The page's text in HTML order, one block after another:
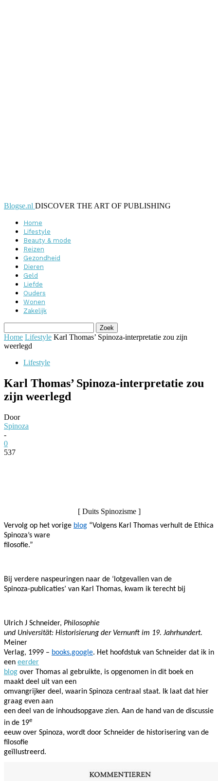
Blogse.nl DISCOVER THE ART OF PUBLISHING
Home
Lifestyle
Beauty & mode
Reizen
Gezondheid
Dieren
Geld
Liefde
Ouders
Wonen
Zakelijk
Home Lifestyle Karl Thomas’ Spinoza-interpretatie zou zijn
weerlegd
Lifestyle
Karl Thomas’ Spinoza-interpretatie zou
zijn weerlegd
Door
Spinoza
-
0
537
[ Duits Spinozisme ]
Vervolg op het vorige blog “Volgens Karl Thomas verhult de Ethica
Spinoza’s ware
filosofie.”
Bij verdere naspeuringen naar de ‘lotgevallen van de
Spinoza-publicaties’ van Karl Thomas, kwam ik terecht bij
Ulrich J Schneider, Philosophie
und Universität: Historisierung der Vernunft im 19. Jahrhundert.
Meiner
Verlag, 1999 – books.google. Het hoofdstuk van Schneider dat ik in
een eerder
blog over Thomas al gebruikte, is opgenomen in dit boek en
maakt deel uit van een
omvangrijker deel, waarin Spinoza centraal staat. Ik laat dat hier
graag even aan
een deel van de inhoudsopgave zien. Aan de hand van de discussie
in de 19e
eeuw over Spinoza, wordt door Schneider de historisering van de
filosofie
geïllustreerd.